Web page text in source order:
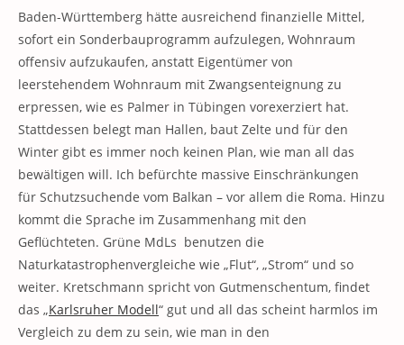
Baden-Württemberg hätte ausreichend finanzielle Mittel,
sofort ein Sonderbauprogramm aufzulegen, Wohnraum
offensiv aufzukaufen, anstatt Eigentümer von
leerstehendem Wohnraum mit Zwangsenteignung zu
erpressen, wie es Palmer in Tübingen vorexerziert hat.
Stattdessen belegt man Hallen, baut Zelte und für den
Winter gibt es immer noch keinen Plan, wie man all das
bewältigen will. Ich befürchte massive Einschränkungen
für Schutzsuchende vom Balkan – vor allem die Roma. Hinzu
kommt die Sprache im Zusammenhang mit den
Geflüchteten. Grüne MdLs benutzen die
Naturkatastrophenvergleiche wie „Flut“, „Strom“ und so
weiter. Kretschmann spricht von Gutmenschentum, findet
das „Karlsruher Modell“ gut und all das scheint harmlos im
Vergleich zu dem zu sein, wie man in den